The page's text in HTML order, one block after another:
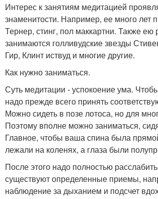
Интерес к занятиям медитацией
знаменитости. Например, ее много лет
Тернер, стинг, пол маккартни. Также ею
занимаются голливудские звезды
Гир, Клинт иствуд и многие другие.
Как нужно заниматься.
Суть медитации - успокоение ума.
надо прежде всего принять
Можно сидеть в позе лотоса, но для
Поэтому вполне можно заниматься,
Главное, чтобы ваша спина была
лежали на коленях, а глаза были
После этого надо полностью
существуют определенные приемы,
наблюдение за дыханием и подсчет